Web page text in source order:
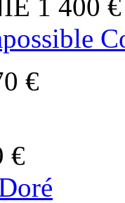
1 400 €
€
€